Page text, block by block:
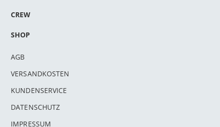
CREW
SHOP
AGB
VERSANDKOSTEN
KUNDENSERVICE
DATENSCHUTZ
IMPRESSUM